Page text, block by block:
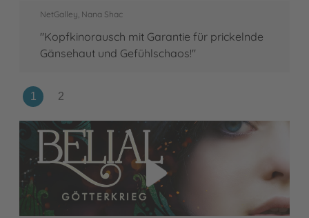
NetGalley, Nana Shac
"Kopfkinorausch mit Garantie für prickelnde
Gänsehaut und Gefühlschaos!"
Video abspielen